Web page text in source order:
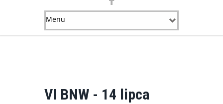
VI BNW - 14 lipca